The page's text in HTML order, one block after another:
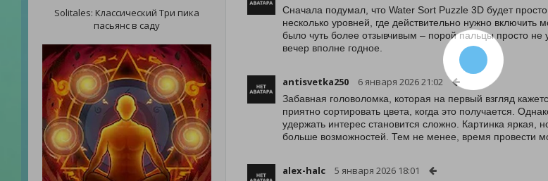
Solitales: Классический Три пика
пасьянс в саду
Сначала подумал, что Water Sort Puzzle 3D будет
несколько уровней, где действительно нужно включить
было чуть более отзывчивым – порой пальцы просто
вечер вполне годное.
antisvetka250 6 января 2026 21:02
Забавная головоломка, которая на первый взгляд
приятно сортировать цвета, когда это получается.
удержать интерес становится сложно. Картинка
больше возможностей. Тем не менее, время провести
alex-halc 5 января 2026 18:01